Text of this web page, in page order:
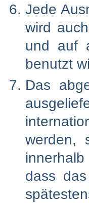
Jede
wird
und auf
benutzt
Das
werden,
dass